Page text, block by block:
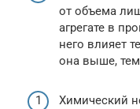
от объема
агрегате в
него влияет
она выше,
Химический